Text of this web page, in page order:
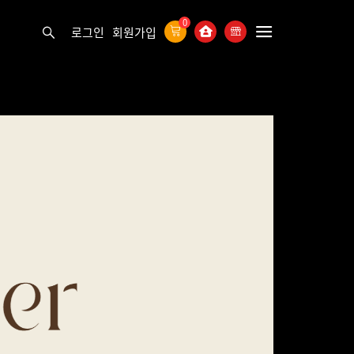
로그인 회원가입
0